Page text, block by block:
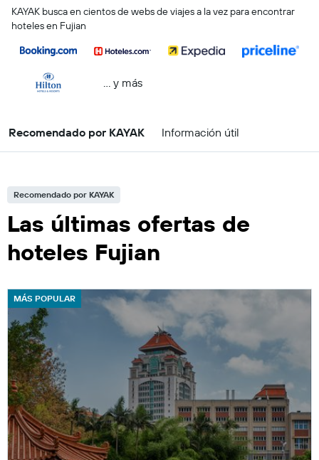
KAYAK busca en cientos de webs de viajes a la vez para encontrar
hoteles en Fujian
… y más
Recomendado por KAYAK Información útil
Recomendado por KAYAK
Las últimas ofertas de
hoteles Fujian
MÁS POPULAR